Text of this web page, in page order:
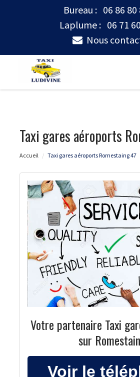
Bureau : 06 86 80
Laplume : 06 71
Nous
Taxi gares aéroports
Accueil Taxi gares aéroports Romestaing 47
Votre partenaire Taxi
sur